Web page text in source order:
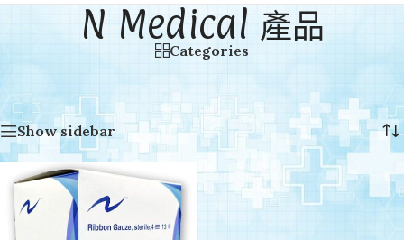
N Medical 產品
Categories
顯示單一結果
Show sidebar